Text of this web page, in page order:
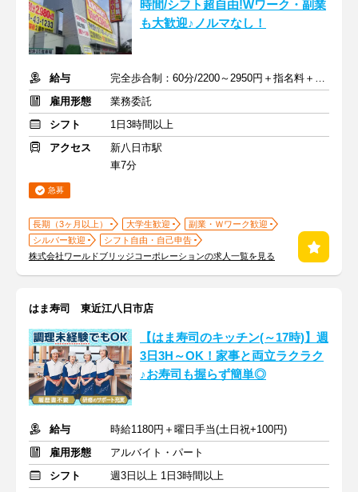
時間/シフト超自由!Wワーク・副業
も大歓迎♪ノルマなし！
給与
完全歩合制：60分/2200～2950円＋指名料＋インセンティブ
雇用形態
業務委託
シフト
1日3時間以上
アクセス
新八日市駅
車7分
急募
長期（3ヶ月以上） 大学生歓迎
副業・Ｗワーク歓迎
シルバー歓迎
シフト自由・自己申告
株式会社ワールドブリッジコーポレーションの求人一覧を見る
はま寿司 東近江八日市店
【はま寿司のキッチン(～17時)】週
3日3H～OK！家事と両立ラクラク
♪お寿司も握らず簡単◎
給与
時給1180円＋曜日手当(土日祝+100円)
雇用形態
アルバイト・パート
シフト
週3日以上 1日3時間以上